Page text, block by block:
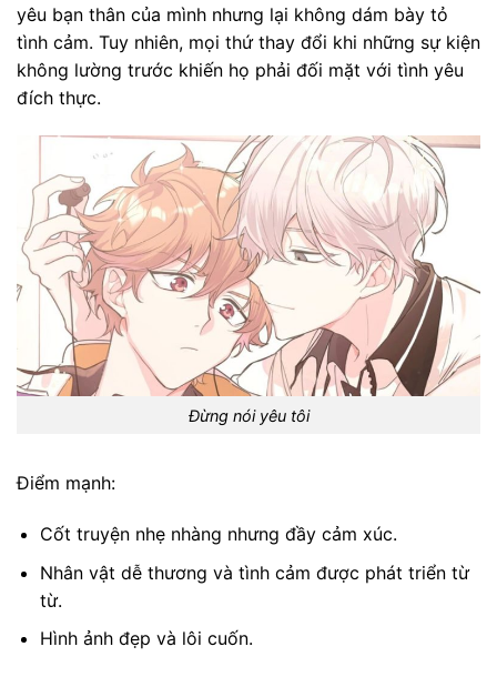
yêu bạn thân của mình nhưng lại không dám bày tỏ
tình cảm. Tuy nhiên, mọi thứ thay đổi khi những sự kiện
không lường trước khiến họ phải đối mặt với tình yêu
đích thực.
Đừng nói yêu tôi
Điểm mạnh:
Cốt truyện nhẹ nhàng nhưng đầy cảm xúc.
Nhân vật dễ thương và tình cảm được phát triển từ
từ.
Hình ảnh đẹp và lôi cuốn.